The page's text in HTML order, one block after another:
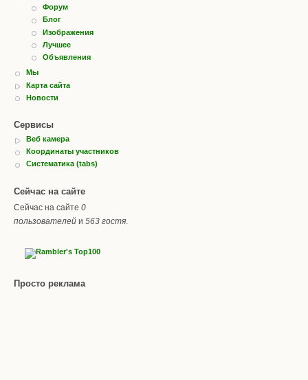
Форум
Блог
Изображения
Лучшее
Объявления
Мы
Карта сайта
Новости
Сервисы
Веб камера
Координаты участников
Систематика (tabs)
Сейчас на сайте
Сейчас на сайте 0
пользователей и 563 гостя.
Просто реклама